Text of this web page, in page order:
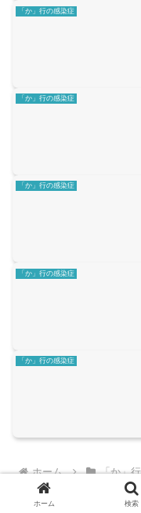
「か」行の感染症
「か」行の感染症
「か」行の感染症
「か」行の感染症
「か」行の感染症
ホーム 「か」
ホーム 検索